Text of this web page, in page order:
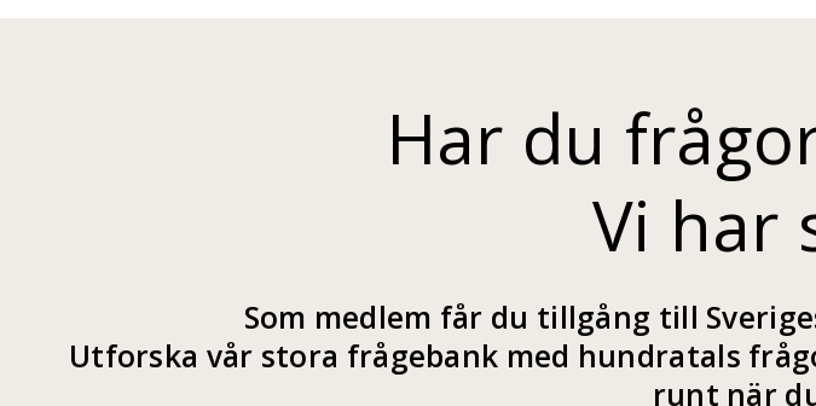
Har du
Vi har
Som medlem får du tillgång till
Utforska vår stora frågebank med hundratals
runt när